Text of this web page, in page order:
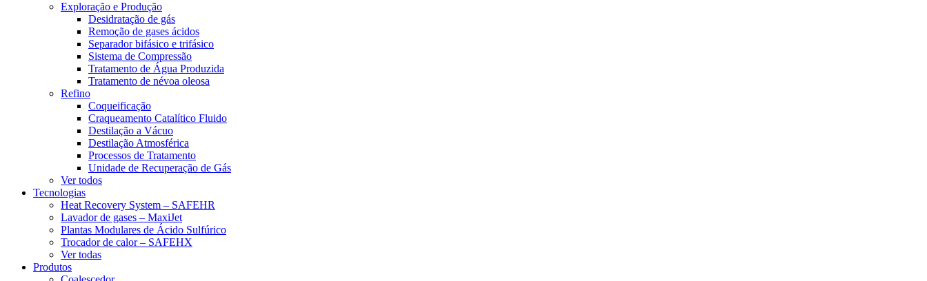
Exploração e Produção
Desidratação de gás
Remoção de gases ácidos
Separador bifásico e trifásico
Sistema de Compressão
Tratamento de Água Produzida
Tratamento de névoa oleosa
Refino
Coqueificação
Craqueamento Catalítico Fluido
Destilação a Vácuo
Destilação Atmosférica
Processos de Tratamento
Unidade de Recuperação de Gás
Ver todos
Tecnologias
Heat Recovery System – SAFEHR
Lavador de gases – MaxiJet
Plantas Modulares de Ácido Sulfúrico
Trocador de calor – SAFEHX
Ver todas
Produtos